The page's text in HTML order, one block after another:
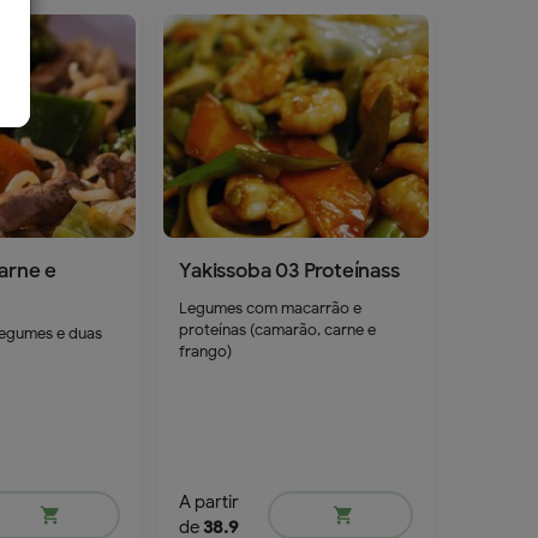
e
e duas
shopping_cart
Yakissoba 03 Proteínass
Legumes com macarrão e
proteínas (camarão, carne e
frango)
A partir
de38.9
shopping_cart